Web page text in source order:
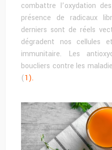
combattre l’oxydation
présence de radicaux
derniers sont de réels
dégradent nos cellules
immunitaire. Les
boucliers contre les
(1).